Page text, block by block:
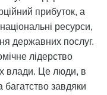
прибуток, а
ресурси,
державних послуг.
лідерство
влади. Це люди, в
багатство завдяки